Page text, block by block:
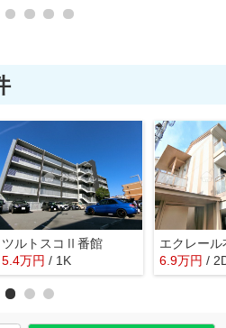
ツルトスコⅡ番館
5.4万円 / 1K
エクレール
6.9万円 /